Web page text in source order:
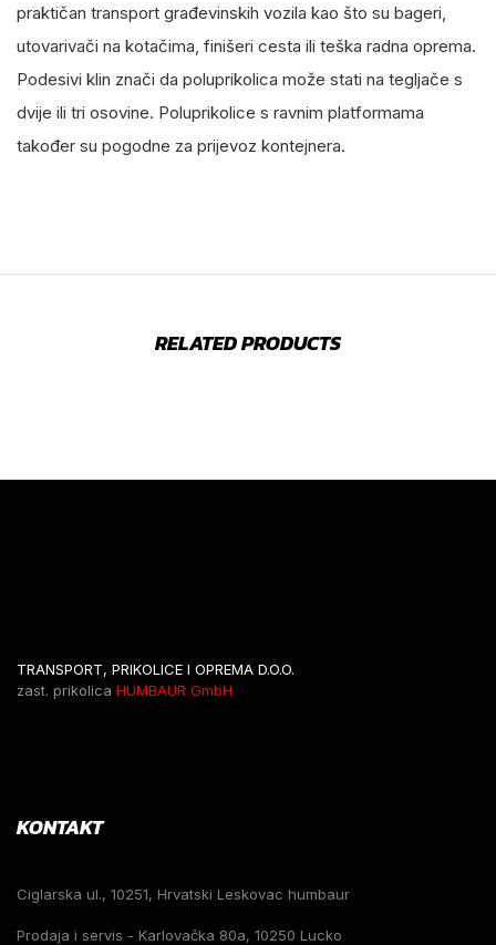
praktičan transport građevinskih vozila kao što su bageri,
utovarivači na kotačima, finišeri cesta ili teška radna oprema.
Podesivi klin znači da poluprikolica može stati na tegljače s
dvije ili tri osovine. Poluprikolice s ravnim platformama
također su pogodne za prijevoz kontejnera.
RELATED PRODUCTS
TRANSPORT, PRIKOLICE I OPREMA D.O.O.
zast. prikolica HUMBAUR GmbH
KONTAKT
Ciglarska ul., 10251, Hrvatski Leskovac humbaur
Prodaja i servis - Karlovačka 80a, 10250 Lucko